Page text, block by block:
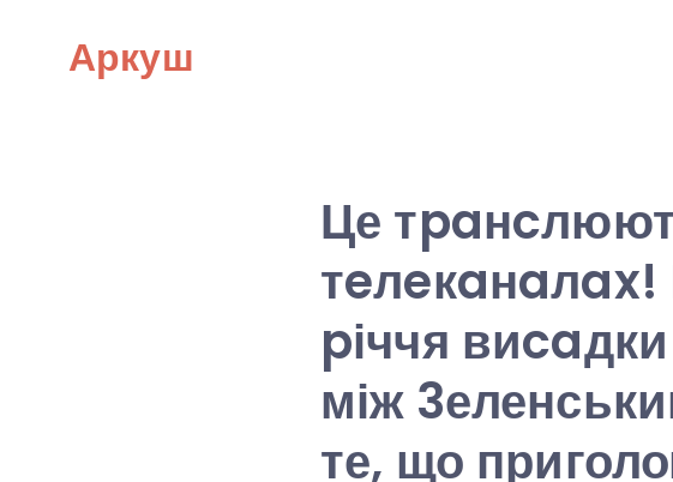
Аркуш
Це
тeлeкaнaлax!
pіччя
між
те, що